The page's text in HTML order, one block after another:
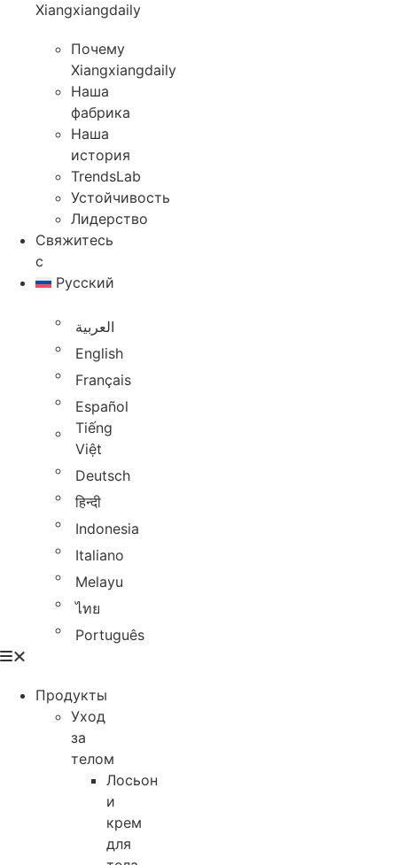
Xiangxiangdaily
Почему
Xiangxiangdaily
Наша
фабрика
Наша
история
TrendsLab
Устойчивость
Лидерство
Свяжитесь
с
Русский
العربية
English
Français
Español
Tiếng
Việt
Deutsch
हिन्दी
Indonesia
Italiano
Melayu
ไทย
Português
Продукты
Уход
за
телом
Лосьон
и
крем
для